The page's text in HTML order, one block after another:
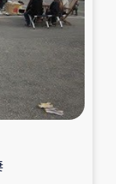
支援事業
急支援
の生計支援
改善事業